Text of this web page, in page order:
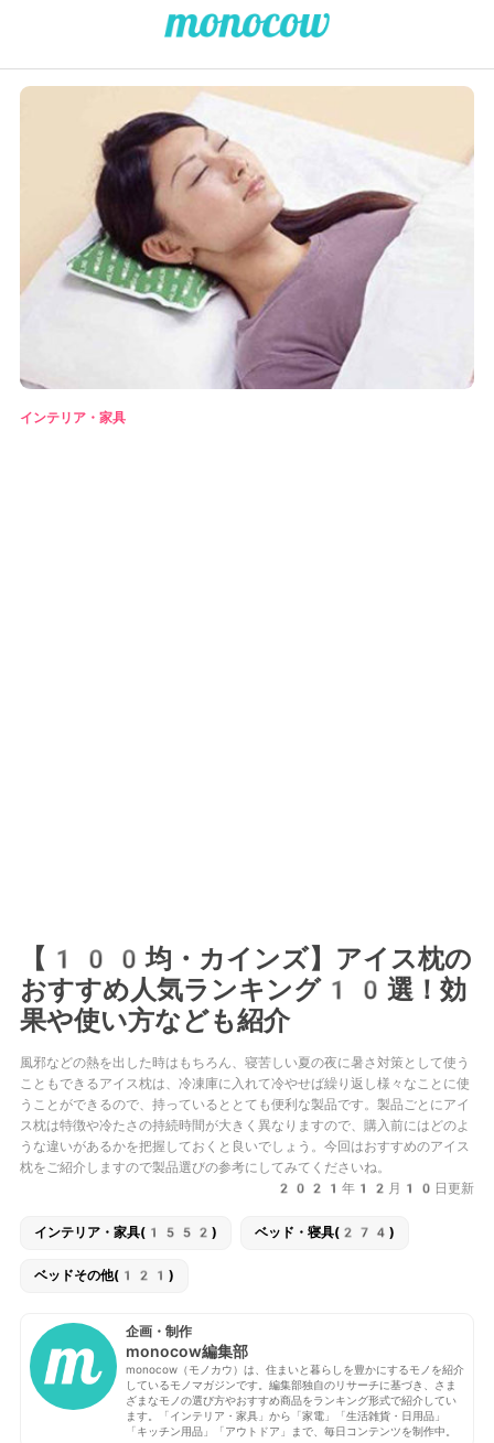
インテリア・家具
【100均・カインズ】アイス枕の
おすすめ人気ランキング10選！効
果や使い方なども紹介
風邪などの熱を出した時はもちろん、寝苦しい夏の夜に暑さ対策として使う
こともできるアイス枕は、冷凍庫に入れて冷やせば繰り返し様々なことに使
うことができるので、持っているととても便利な製品です。製品ごとにアイ
ス枕は特徴や冷たさの持続時間が大きく異なりますので、購入前にはどのよ
うな違いがあるかを把握しておくと良いでしょう。今回はおすすめのアイス
枕をご紹介しますので製品選びの参考にしてみてくださいね。
2021年12月10日更新
インテリア・家具(1552) ベッド・寝具(274)
ベッドその他(121)
企画・制作
monocow編集部
monocow（モノカウ）は、住まいと暮らしを豊かにするモノを紹介
しているモノマガジンです。編集部独自のリサーチに基づき、さま
ざまなモノの選び方やおすすめ商品をランキング形式で紹介してい
ます。「インテリア・家具」から「家電」「生活雑貨・日用品」
「キッチン用品」「アウトドア」まで、毎日コンテンツを制作中。